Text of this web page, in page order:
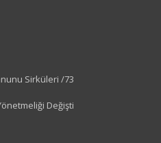
Sirküleri /73
Değişti